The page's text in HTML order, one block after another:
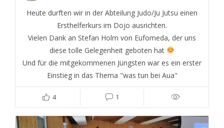
Heute durften wir in der Abteilung Judo/Ju Jutsu einen
Ersthelferkurs im Dojo ausrichten.
Vielen Dank an Stefan Holm von Eufomeda, der uns
diese tolle Gelegenheit geboten hat
Und für die mitgekommenen Jüngsten war es ein erster
Einstieg in das Thema "was tun bei Aua"
4 1